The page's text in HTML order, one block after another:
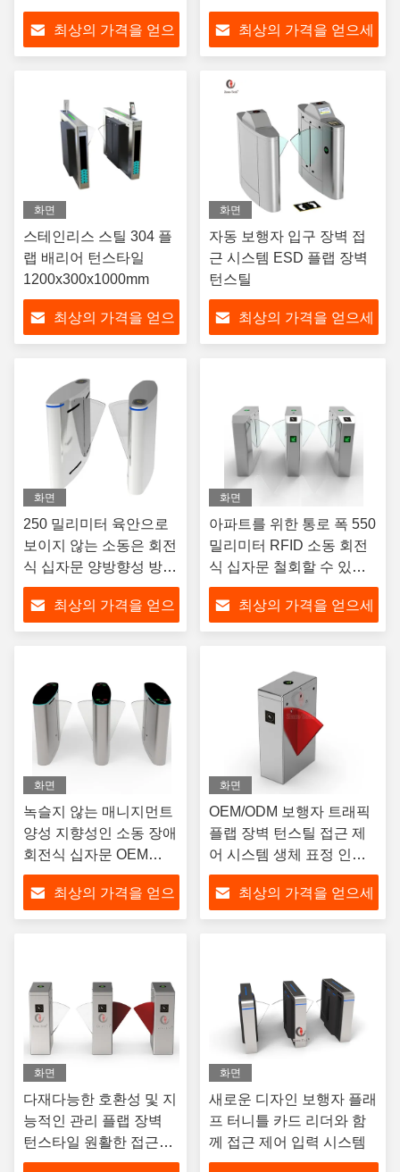
최상의 가격을 얻으 최상의 가격을 얻으세
화면
스테인리스 스틸 304 플
랩 배리어 턴스타일
1200x300x1000mm
최상의 가격을 얻으
화면
자동 보행자 입구 장벽 접
근 시스템 ESD 플랩 장벽
턴스틸
최상의 가격을 얻으세
화면
250 밀리미터 육안으로
보이지 않는 소동은 회전
식 십자문 양방향성 방해
게이트 회전식 십자문을
배리어로 둘러쌉니다
최상의 가격을 얻으
화면
아파트를 위한 통로 폭 550
밀리미터 RFID 소동 회전
식 십자문 철회할 수 있는
진입
최상의 가격을 얻으세
화면
녹슬지 않는 매니지먼트
양성 지향성인 소동 장애
회전식 십자문 OEM
ODM
최상의 가격을 얻으
화면
OEM/ODM 보행자 트래픽
플랩 장벽 턴스틸 접근 제
어 시스템 생체 표정 인식
허리 높이
최상의 가격을 얻으세
화면
다재다능한 호환성 및 지
능적인 관리 플랩 장벽
턴스타일 원활한 접근을
위해
화면
새로운 디자인 보행자 플래
프 터니틀 카드 리더와 함
께 접근 제어 입력 시스템